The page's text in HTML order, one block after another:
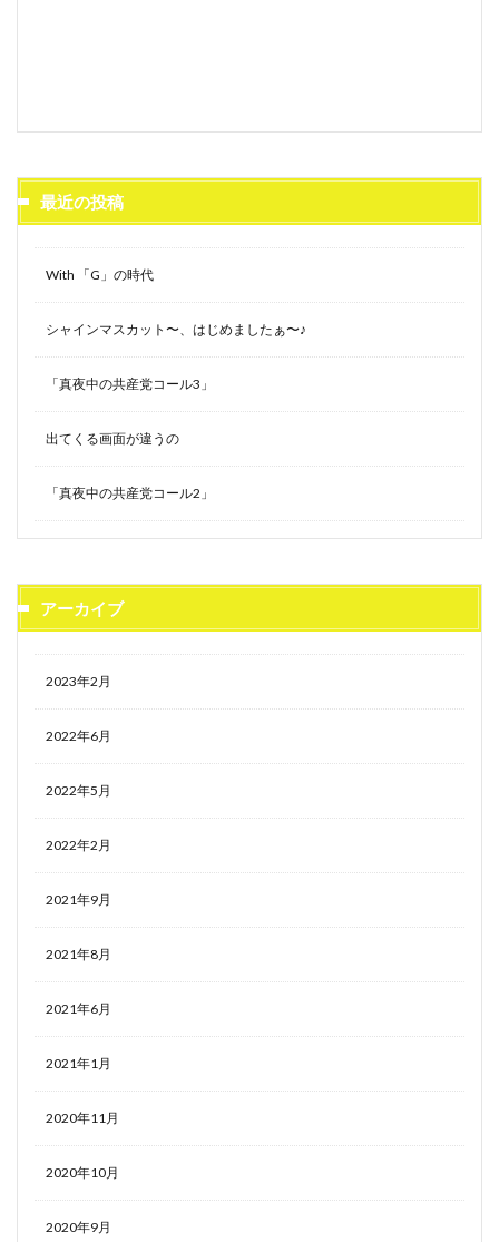
最近の投稿
With 「G」の時代
シャインマスカット〜、はじめましたぁ〜♪
「真夜中の共産党コール3」
出てくる画面が違うの
「真夜中の共産党コール2」
アーカイブ
2023年2月
2022年6月
2022年5月
2022年2月
2021年9月
2021年8月
2021年6月
2021年1月
2020年11月
2020年10月
2020年9月